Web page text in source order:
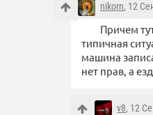
nikorn, 12
Причем
типичная
машина
нет прав, а
v8, 12